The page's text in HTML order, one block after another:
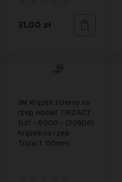
31,00 zł
3M Krążek ścierny na
rzep Hookit TRIZACT
1szt - 8000 - (30806)
Krążek na rzep
Trizact 150mm